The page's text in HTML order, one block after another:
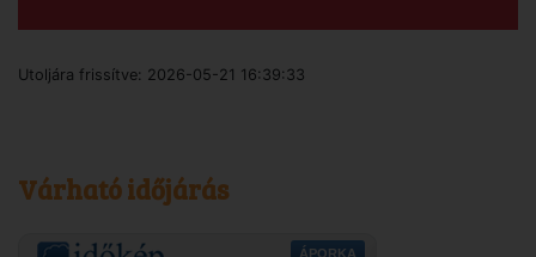
Utoljára frissítve: 2026-05-21 16:39:33
Várható időjárás